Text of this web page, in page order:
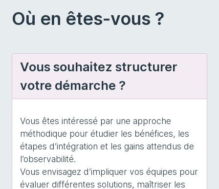
Où en êtes-vous ?
Vous souhaitez structurer
votre démarche ?
Vous êtes intéressé par une approche
méthodique pour étudier les bénéfices, les
étapes d’intégration et les gains attendus de
l’observabilité.
Vous envisagez d’impliquer vos équipes pour
évaluer différentes solutions, maîtriser les